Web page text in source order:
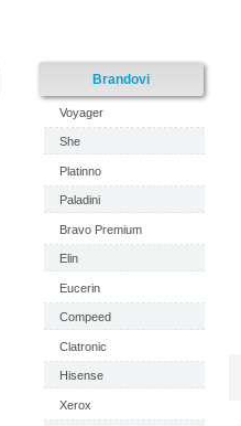
Brandovi
Voyager
She
Platinno
Paladini
Bravo Premium
Elin
Eucerin
Compeed
Clatronic
Hisense
Xerox